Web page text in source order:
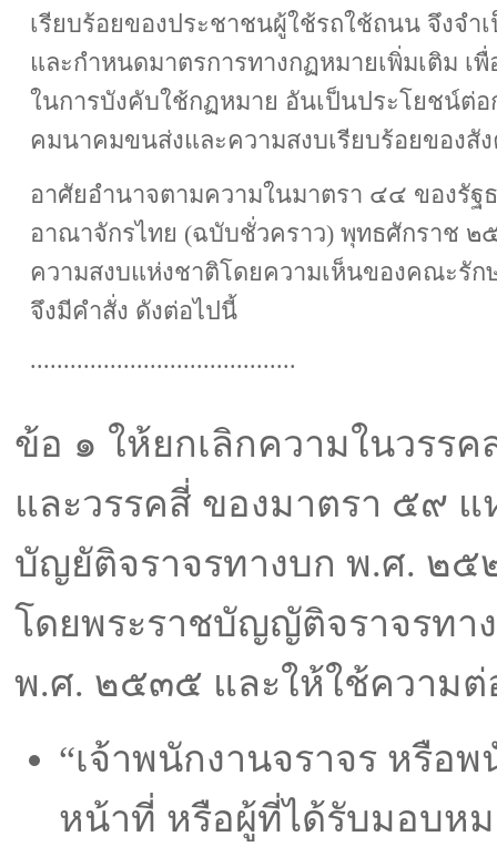
เรียบร้อยของประชาชนผู้ใช้รถใช้ถนน จึงจำ
และกำหนดมาตรการทางกฏหมายเพิ่มเติม เพื่
ในการบังคับใช้กฏหมาย อันเป็นประโยชน์ต่อ
คมนาคมขนส่งและความสงบเรียบร้อยของสั
อาศัยอำนาจตามความในมาตรา ๔๔ ของรัฐ
อาณาจักรไทย (ฉบับชั่วคราว) พุทธศักราช
ความสงบแห่งชาติโดยความเห็นของคณะรัก
จึงมีคำสั่ง ดังต่อไปนี้
........................................
ข้อ ๑ ให้ยกเลิกความในวรรค
และวรรคสี่ ของมาตรา ๕๙ แ
บัญยัติจราจรทางบก พ.ศ. ๒๕
โดยพระราชบัญญัติจราจรทา
พ.ศ. ๒๕๓๕ และให้ใช้ความ
“เจ้าพนักงานจราจร หรือพ
หน้าที่ หรือผู้ที่ได้รับมอบหม